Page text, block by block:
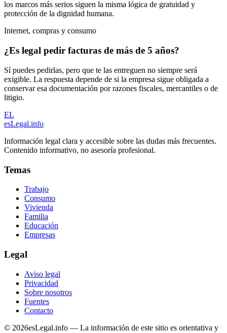
los marcos más serios siguen la misma lógica de gratuidad y
protección de la dignidad humana.
Internet, compras y consumo
¿Es legal pedir facturas de más de 5 años?
Sí puedes pedirlas, pero que te las entreguen no siempre será
exigible. La respuesta depende de si la empresa sigue obligada a
conservar esa documentación por razones fiscales, mercantiles o de
litigio.
EL
esLegal.info
Información legal clara y accesible sobre las dudas más frecuentes.
Contenido informativo, no asesoría profesional.
Temas
Trabajo
Consumo
Vivienda
Familia
Educación
Empresas
Legal
Aviso legal
Privacidad
Sobre nosotros
Fuentes
Contacto
© 2026esLegal.info — La información de este sitio es orientativa y